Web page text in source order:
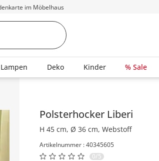
im Möbelhaus
Lampen Deko Kinder % Sale
Polsterhocker Liberi
H 45 cm, Ø 36 cm, Webstoff
Artikelnummer : 40345605
0/5